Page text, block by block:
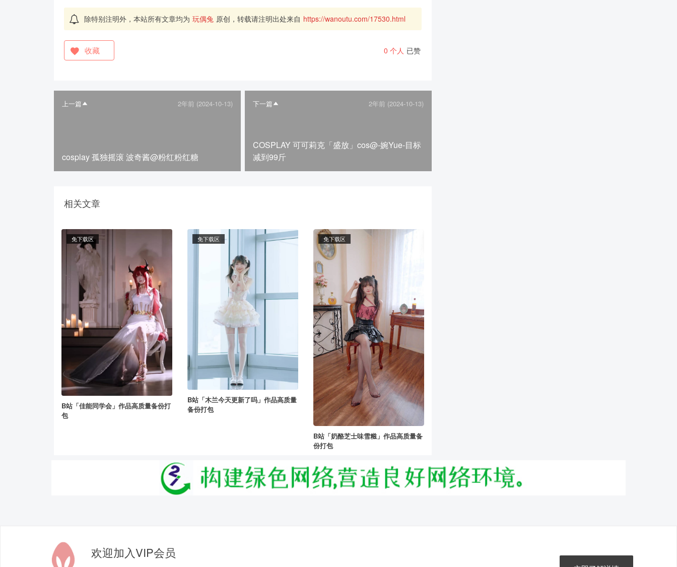
除特别注明外，本站所有文章均为 玩偶兔 原创，转载请注明出处来自 https://wanoutu.com/17530.html
收藏 0 个人 已赞
上一篇 2年前 (2024-10-13)
cosplay 孤独摇滚 波奇酱@粉红粉红糖
下一篇 2年前 (2024-10-13)
COSPLAY 可可莉克「盛放」cos@-婉Yue-目标
减到99斤
相关文章
免下载区
B站「佳能同学会」作品高质量备份打
包
免下载区
B站「木兰今天更新了吗」作品高质量
备份打包
免下载区
B站「奶酪芝士味雪糍」作品高质量备
份打包
欢迎加入VIP会员